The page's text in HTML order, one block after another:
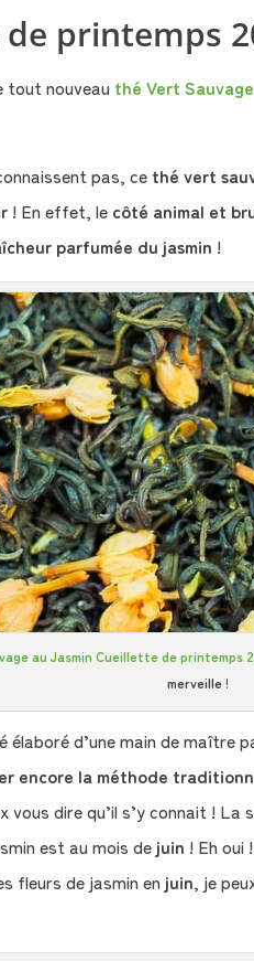
printemps
tout nouveau thé Vert
pas, ce thé vert
! En effet, le côté animal et
parfumée du jasmin !
au Jasmin Cueillette de printemps
merveille!
d’une main de maître
encore la méthode
vous dire qu’il s’y connait !
est au mois de juin ! Eh oui
fleurs de jasmin en juin, je